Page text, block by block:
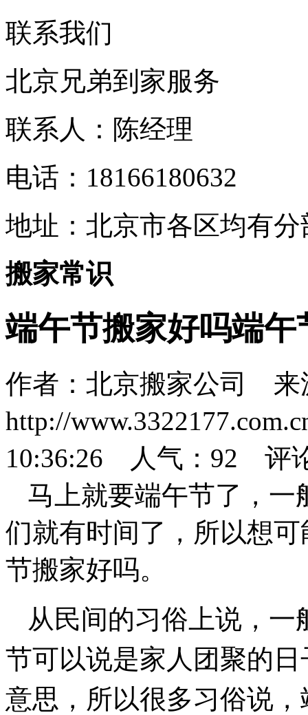
联系我们
北京兄弟到家服务
联系人：陈经理
电话：18166180632
地址： 北京市各区均有分
搬家常识
端午节搬家好吗端午
作者：北京搬家公司 来
http://
10:36:26 人气： 92 评
马上就要端午节了，一
们就有时间了，所以想
节搬家好吗。
从民间的习俗上说，
节可以说是家人团聚的
意思，所以很多习俗说